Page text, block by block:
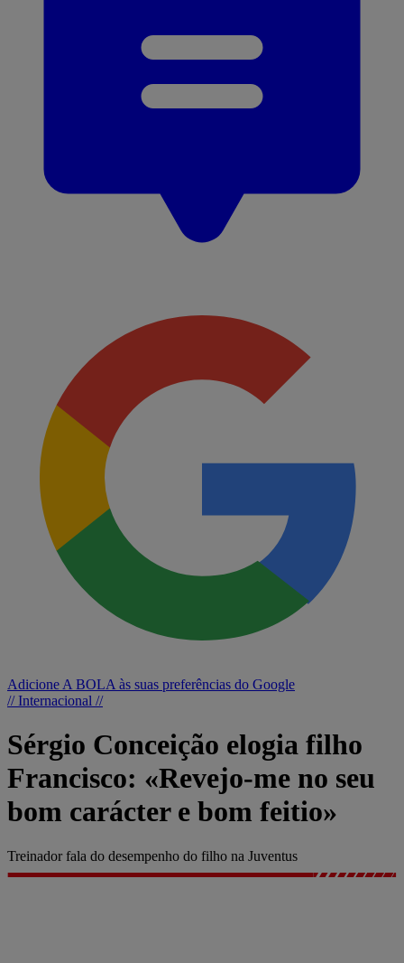
Adicione A BOLA às suas preferências do Google
// Internacional //
Sérgio Conceição elogia filho
Francisco: «Revejo-me no seu
bom carácter e bom feitio»
Treinador fala do desempenho do filho na Juventus